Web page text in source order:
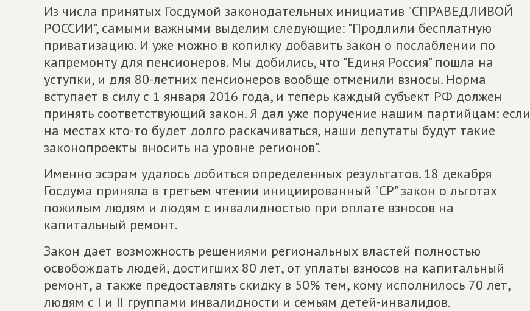
Из числа принятых Госдумой законодательных инициатив "СПРАВЕДЛИВОЙ
РОССИИ", самыми важными выделим следующие: "Продлили бесплатную
приватизацию. И уже можно в копилку добавить закон о послаблении по
капремонту для пенсионеров. Мы добились, что "Единя Россия" пошла на
уступки, и для 80-летних пенсионеров вообще отменили взносы. Норма
вступает в силу с 1 января 2016 года, и теперь каждый субъект РФ должен
принять соответствующий закон. Я дал уже поручение нашим партийцам: если
на местах кто-то будет долго раскачиваться, наши депутаты будут такие
законопроекты вносить на уровне регионов".
Именно эсэрам удалось добиться определенных результатов. 18 декабря
Госдума приняла в третьем чтении инициированный "СР" закон о льготах
пожилым людям и людям с инвалидностью при оплате взносов на
капитальный ремонт.
Закон дает возможность решениями региональных властей полностью
освобождать людей, достигших 80 лет, от уплаты взносов на капитальный
ремонт, а также предоставлять скидку в 50% тем, кому исполнилось 70 лет,
людям с I и II группами инвалидности и семьям детей-инвалидов.